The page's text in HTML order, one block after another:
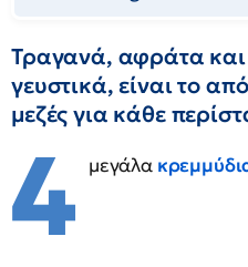
Τραγανά, αφράτα και
γευστικά, είναι το
μεζές για κάθε
4 μεγάλα